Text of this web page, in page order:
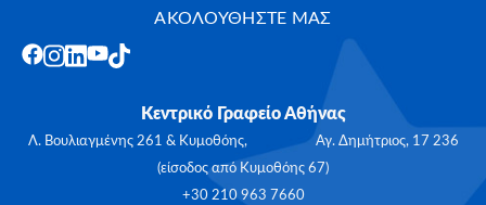
ΑΚΟΛΟΥΘΗΣΤΕ ΜΑΣ
Κεντρικό Γραφείο Αθήνας
Λ. Βουλιαγμένης 261 & Κυμοθόης, Αγ. Δημήτριος, 17 236
(είσοδος από Κυμοθόης 67)
+30 210 963 7660